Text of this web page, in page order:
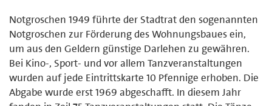
Notgroschen 1949 führte der Stadtrat den sogenannten
Notgroschen zur Förderung des Wohnungsbaues ein,
um aus den Geldern günstige Darlehen zu gewähren.
Bei Kino-, Sport- und vor allem Tanzveranstaltungen
wurden auf jede Eintrittskarte 10 Pfennige erhoben. Die
Abgabe wurde erst 1969 abgeschafft. In diesem Jahr